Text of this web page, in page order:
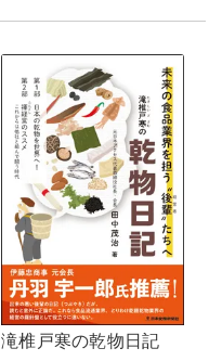
滝椎戸寒の乾物日記